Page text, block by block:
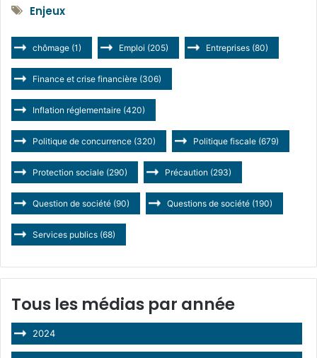
Enjeux
chômage (1) Emploi (205) Entreprises (80)
Finance et crise financière (306)
Inflation réglementaire (420)
Politique de concurrence (320) Politique fiscale (679)
Protection sociale (290) Précaution (293)
Question de société (90) Questions de société (190)
Services publics (68)
Tous les médias par année
2024